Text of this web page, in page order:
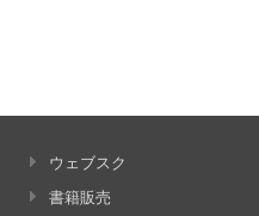
ウェブスク
書籍販売